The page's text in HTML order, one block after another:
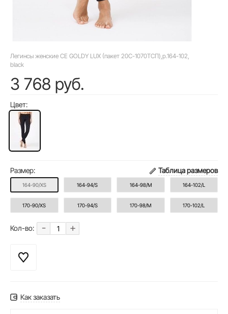
Легинсы женские CE GOLDY LUX (пакет 20С-1070ТСП),р.164-102,
black
3 768 руб.
Цвет:
Размер: Таблица размеров
164-90/XS 164-94/S 164-98/M 164-102/L
170-90/XS 170-94/S 170-98/M 170-102/L
Кол-во: - +
Как заказать